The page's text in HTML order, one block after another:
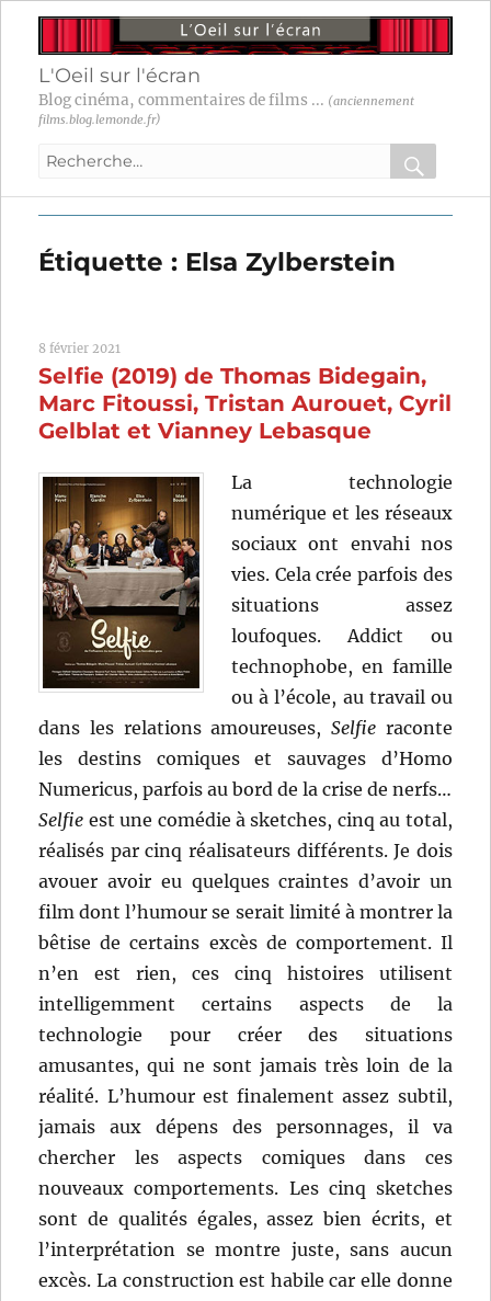
L'Oeil sur l'écran
Blog cinéma, commentaires de films ... (anciennement
films.blog.lemonde.fr)
Recherche
:
OK
Étiquette : Elsa Zylberstein
8 février 2021
Selfie (2019) de Thomas Bidegain,
Marc Fitoussi, Tristan Aurouet, Cyril
Gelblat et Vianney Lebasque
La technologie
numérique et les réseaux
sociaux ont envahi nos
vies. Cela crée parfois des
situations assez
loufoques. Addict ou
technophobe, en famille
ou à l’école, au travail ou
dans les relations amoureuses,Selfie raconte
les destins comiques et sauvages d’Homo
Numericus, parfois au bord de la crise de nerfs…
Selfie est une comédie à sketches, cinq au total,
réalisés par cinq réalisateurs différents. Je dois
avouer avoir eu quelques craintes d’avoir un
film dont l’humour se serait limité à montrer la
bêtise de certains excès de comportement. Il
n’en est rien, ces cinq histoires utilisent
intelligemment certains aspects de la
technologie pour créer des situations
amusantes, qui ne sont jamais très loin de la
réalité. L’humour est finalement assez subtil,
jamais aux dépens des personnages, il va
chercher les aspects comiques dans ces
nouveaux comportements. Les cinq sketches
sont de qualités égales, assez bien écrits, et
l’interprétation se montre juste, sans aucun
excès. La construction est habile car elle donne